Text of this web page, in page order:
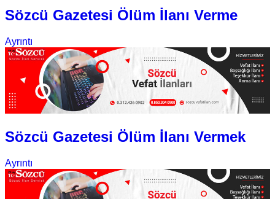
Sözcü Gazetesi Ölüm İlanı Verme
Ayrıntı
Sözcü Gazetesi Ölüm İlanı Vermek
Ayrıntı